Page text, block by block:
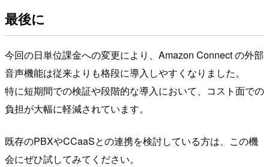
最後に
今回の日単位課金への変更により、Amazon Connect の外部
音声機能は従来よりも格段に導入しやすくなりました。
特に短期間での検証や段階的な導入において、コスト面での
負担が大幅に軽減されています。
既存のPBXやCCaaSとの連携を検討している方は、この機
会にぜひ試してみてください。